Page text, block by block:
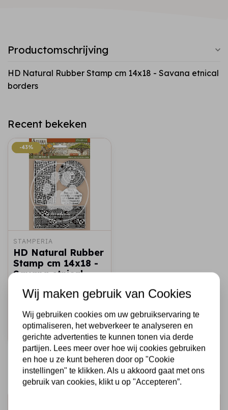
Productomschrijving
HD Natural Rubber Stamp cm 14x18 - Savana etnical
borders
Recent bekeken
-43%
-43%
STAMPERIA
HD Natural Rubber
Stamp cm 14x18 -
Savana etnical
€10,50
Op voorraad
Snel toevoegen
Wij maken gebruik van Cookies
Wij gebruiken cookies om uw gebruikservaring te
optimaliseren, het webverkeer te analyseren en
gerichte advertenties te kunnen tonen via derde
partijen. Lees meer over hoe wij cookies gebruiken
en hoe u ze kunt beheren door op "Cookie
instellingen" te klikken. Als u akkoord gaat met ons
gebruik van cookies, klikt u op "Accepteren”.